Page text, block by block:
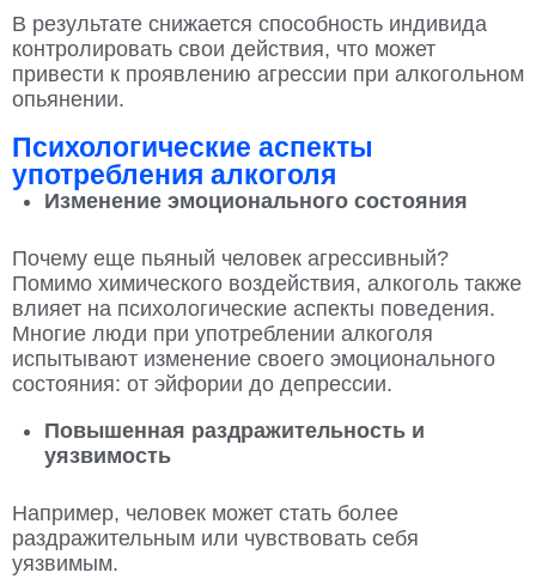
В результате снижается способность индивида
контролировать свои действия, что может
привести к проявлению агрессии при алкогольном
опьянении.
Психологические аспекты
употребления алкоголя
Изменение эмоционального состояния
Почему еще пьяный человек агрессивный?
Помимо химического воздействия, алкоголь также
влияет на психологические аспекты поведения.
Многие люди при употреблении алкоголя
испытывают изменение своего эмоционального
состояния: от эйфории до депрессии.
Повышенная раздражительность и
уязвимость
Например, человек может стать более
раздражительным или чувствовать себя
уязвимым.